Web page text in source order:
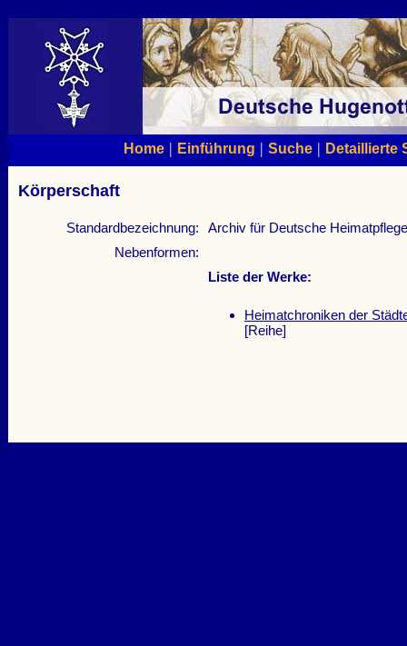
Home| Einführung | Suche| Detaillierte
Körperschaft
Standardbezeichnung:
Archiv für Deutsche Heimatpflege
Nebenformen:
Liste der Werke:
Heimatchroniken der
[Reihe]